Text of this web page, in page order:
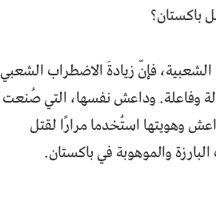
باكستان؟
الشعبية، فإنّ زيادةَ الاضطراب الشعبي
وفاعلة. وداعش نفسها، التي صُنعت
وهويتها استُخدما مرارًا لقتل
والموهوبة في باكستان.